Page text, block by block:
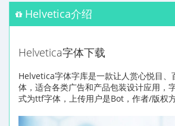
Helvetica介绍
Helvetica字体下载
Helvetica字体字库是一款让人赏心悦目、
体，适合各类广告和产品包装设计应用，
式为ttf字体，上传用户是Bot，作者/版权